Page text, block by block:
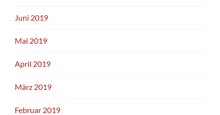
Juni 2019
Mai 2019
April 2019
März 2019
Februar 2019